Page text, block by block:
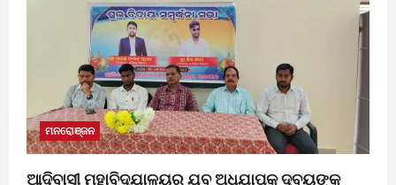
ମନରୋଞ୍ଜନ
ଆଦିବାସୀ ମହାବିଦ୍ଯାଳୟର ଯୁବ ଅଧ୍ଯାପକ ଦ୍ବୟଙ୍କୁ